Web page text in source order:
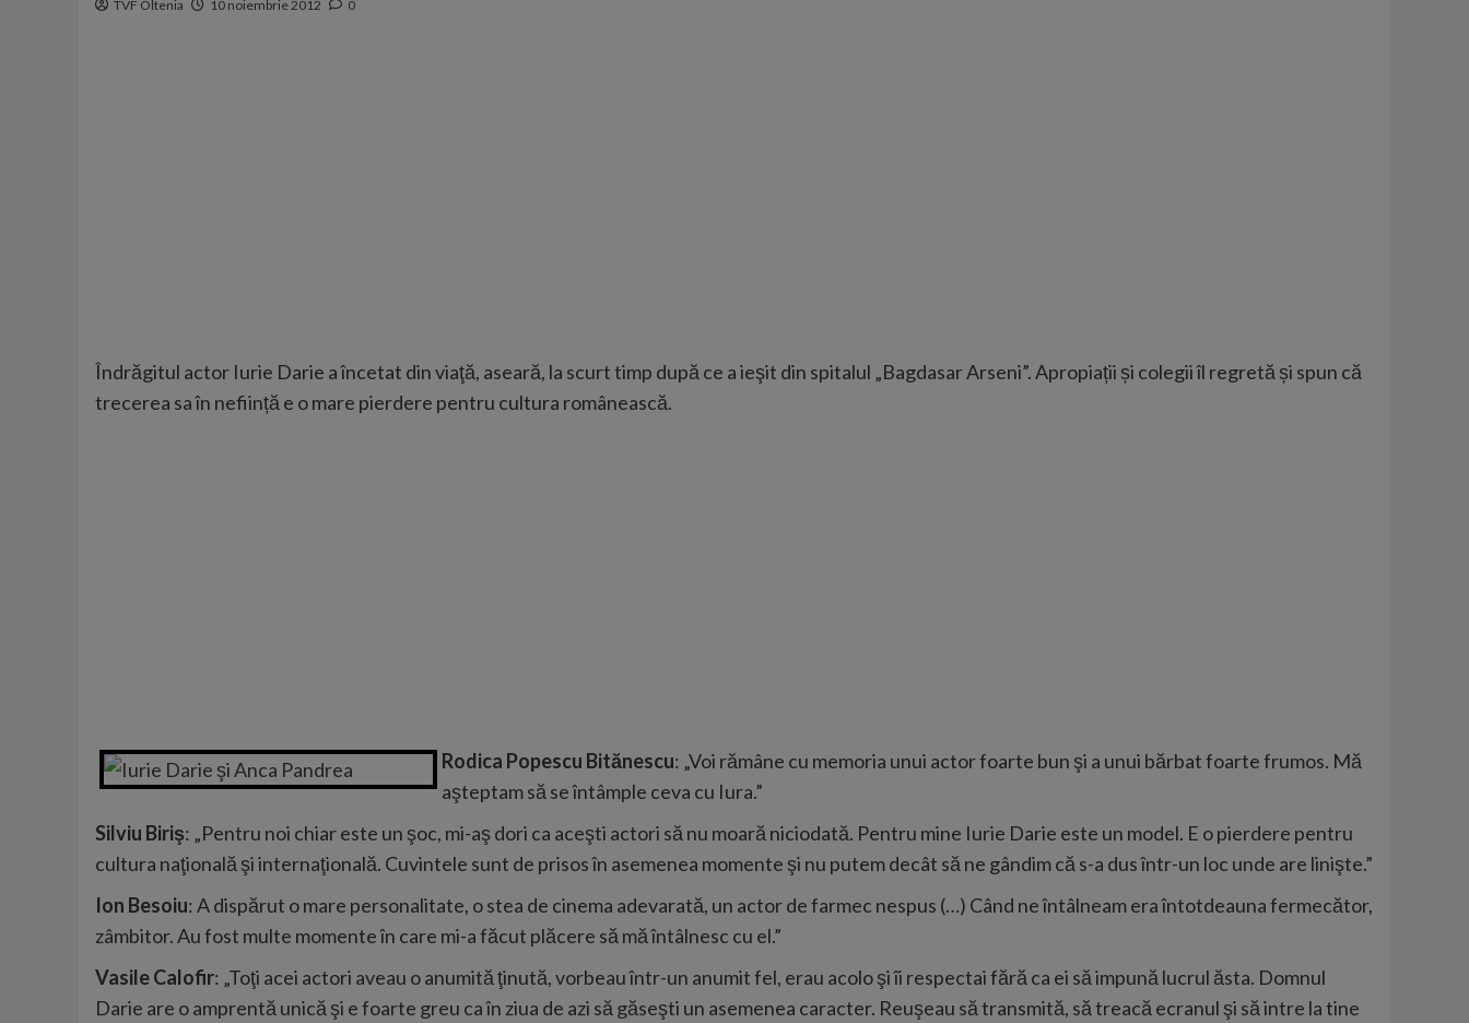
TVF Oltenia 10 noiembrie 2012 0
Îndrăgitul actor Iurie Darie a încetat din viaţă, aseară, la scurt timp după ce a ieşit din spitalul „Bagdasar Arseni”. Apropiații și colegii îl regretă și spun că
trecerea sa în neființă e o mare pierdere pentru cultura românească.
Rodica Popescu Bitănescu: „Voi rămâne cu memoria unui actor foarte bun şi a unui bărbat foarte frumos. Mă
aşteptam să se întâmple ceva cu Iura.”
Silviu Biriş: „Pentru noi chiar este un şoc, mi-aş dori ca aceşti actori să nu moară niciodată. Pentru mine Iurie Darie este un model. E o pierdere pentru
cultura naţională şi internaţională. Cuvintele sunt de prisos în asemenea momente şi nu putem decât să ne gândim că s-a dus într-un loc unde are linişte.”
Ion Besoiu: A dispărut o mare personalitate, o stea de cinema adevarată, un actor de farmec nespus (…) Când ne întâlneam era întotdeauna fermecător,
zâmbitor. Au fost multe momente în care mi-a făcut plăcere să mă întâlnesc cu el.”
Vasile Calofir: „Toţi acei actori aveau o anumită ţinută, vorbeau într-un anumit fel, erau acolo şi îi respectai fără ca ei să impună lucrul ăsta. Domnul
Darie are o amprentă unică şi e foarte greu ca în ziua de azi să găseşti un asemenea caracter. Reuşeau să transmită, să treacă ecranul şi să intre la tine